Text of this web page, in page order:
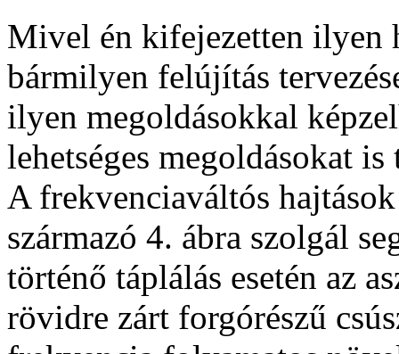
Mivel én kifejezetten ilyen
bármilyen felújítás
ilyen megoldásokkal
lehetséges megoldásokat is
A frekvenciaváltós
származó 4. ábra szolgál
történő táplálás esetén az
rövidre zárt forgórészű